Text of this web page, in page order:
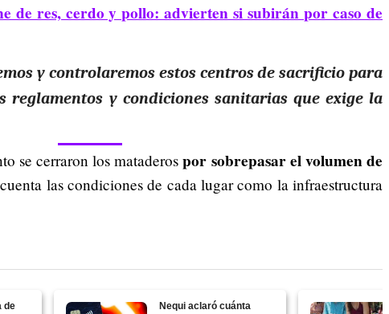
de res, cerdo y pollo: advierten si subirán por caso de
y controlaremos estos centros de sacrificio para
reglamentos y condiciones sanitarias que exige la
se cerraron los mataderospor sobrepasar el volumen de
las condiciones de cada lugar como la infraestructura
de
Nequi aclaró cuánta